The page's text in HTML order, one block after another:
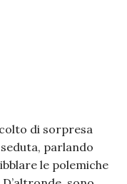
di sorpresa
parlando
le polemiche